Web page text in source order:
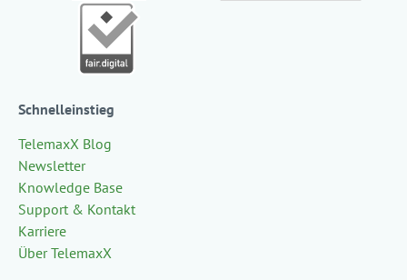
Schnelleinstieg
TelemaxX Blog
Newsletter
Knowledge Base
Support & Kontakt
Karriere
Über TelemaxX